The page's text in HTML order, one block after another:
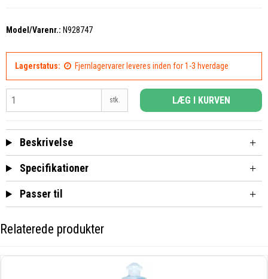
Model/Varenr.: N928747
Lagerstatus: Fjernlagervarer leveres inden for 1-3 hverdage
stk. LÆG I KURVEN
Beskrivelse
Specifikationer
Passer til
Relaterede produkter